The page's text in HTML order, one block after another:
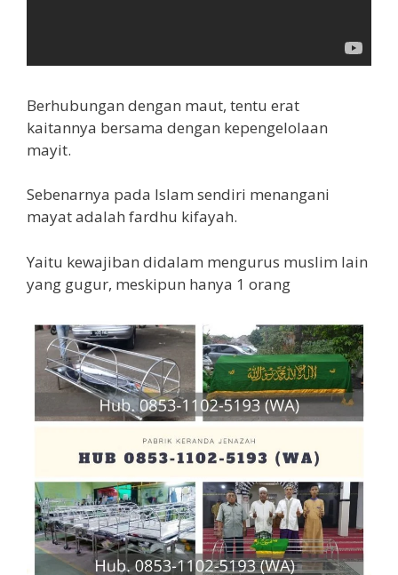
Berhubungan dengan maut, tentu erat
kaitannya bersama dengan kepengelolaan
mayit.
Sebenarnya pada Islam sendiri menangani
mayat adalah fardhu kifayah.
Yaitu kewajiban didalam mengurus muslim lain
yang gugur, meskipun hanya 1 orang